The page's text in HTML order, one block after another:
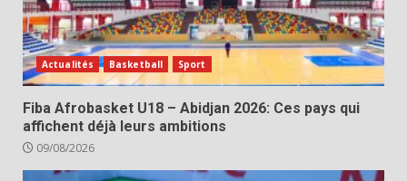
Actualités Basketball Sport
Fiba Afrobasket U18 – Abidjan 2026: Ces pays qui
affichent déjà leurs ambitions
09/08/2026